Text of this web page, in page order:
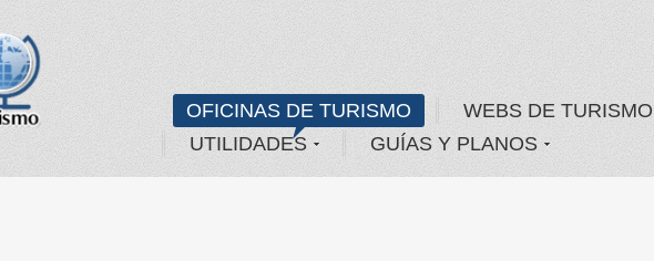
OFICINAS DE TURISMO WEBS DE TURISMO
UTILIDADES
GUÍAS Y PLANOS